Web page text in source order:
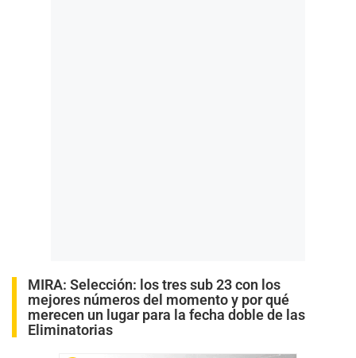
MIRA: Selección: los tres sub 23 con los
mejores números del momento y por qué
merecen un lugar para la fecha doble de las
Eliminatorias